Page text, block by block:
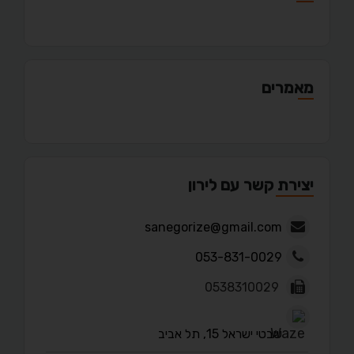
מאמרים
יצירת קשר עם לירון
sanegorize@gmail.com
053-831-0029
שבטי ישראל 15, תל אביב